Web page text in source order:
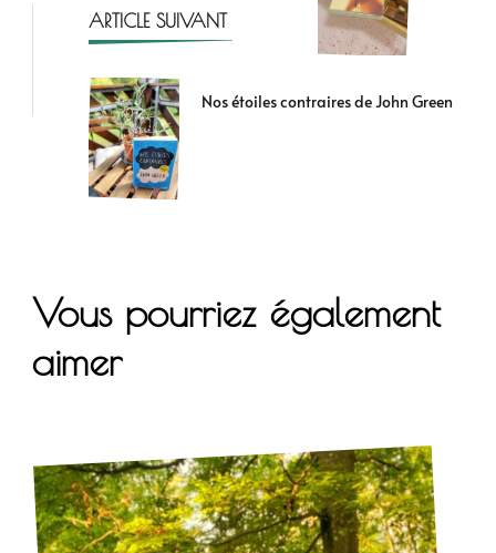
ARTICLE SUIVANT
Nos étoiles contraires de John Green
Vous pourriez également
aimer